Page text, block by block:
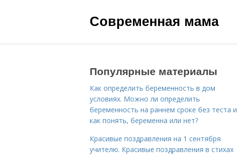
Современная мама
Популярные материалы
Как определить беременность в дом
условиях. Можно ли определить
беременность на раннем сроке без теста и
как понять, беременна или нет?
Красивые поздравления на 1 сентября
учителю. Красивые поздравления в стихах